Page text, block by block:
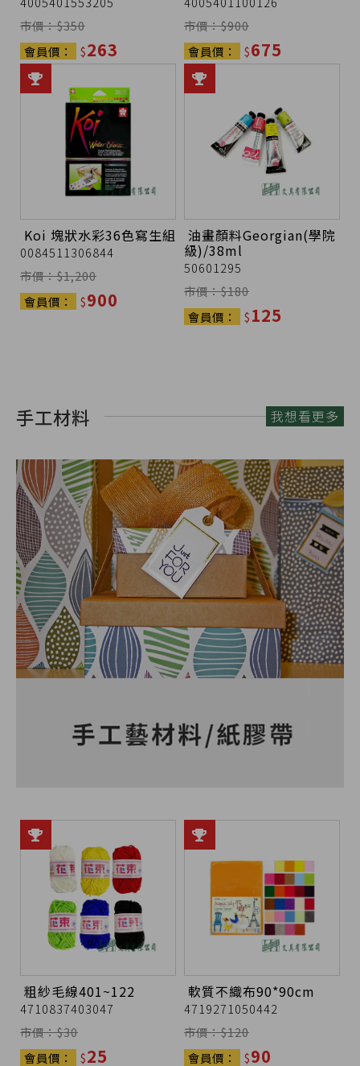
市價：$350
會員價： $263
市價：$900
會員價： $675
Koi 塊狀水彩36色寫生組
0084511306844
市價：$1,200
會員價： $900
油畫顏料Georgian(學院
級)/38ml
50601295
市價：$180
會員價： $125
手工材料 我想看更多
粗紗毛線401~122
4710837403047
市價：$30
會員價： $25
軟質不織布90*90cm
4719271050442
市價：$120
會員價： $90